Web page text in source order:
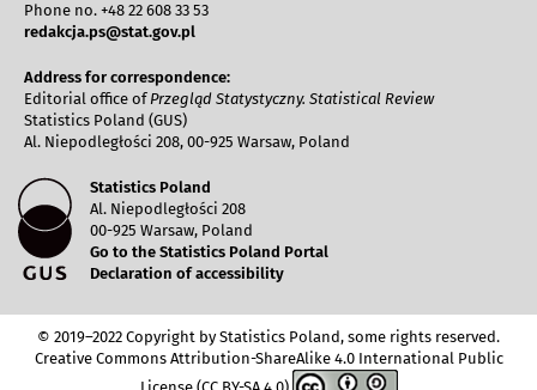
Phone no. +48 22 608 33 53
redakcja.ps@stat.gov.pl
Address for correspondence:
Editorial office ofPrzegląd Statystyczny. Statistical Review
Statistics Poland (GUS)
Al. Niepodległości 208, 00-925 Warsaw, Poland
Statistics Poland
Al. Niepodległości 208
00-925 Warsaw, Poland
Go to the Statistics Poland Portal
Declaration of accessibility
© 2019–2022 Copyright by Statistics Poland, some rights reserved.
Creative Commons Attribution-ShareAlike 4.0 International Public